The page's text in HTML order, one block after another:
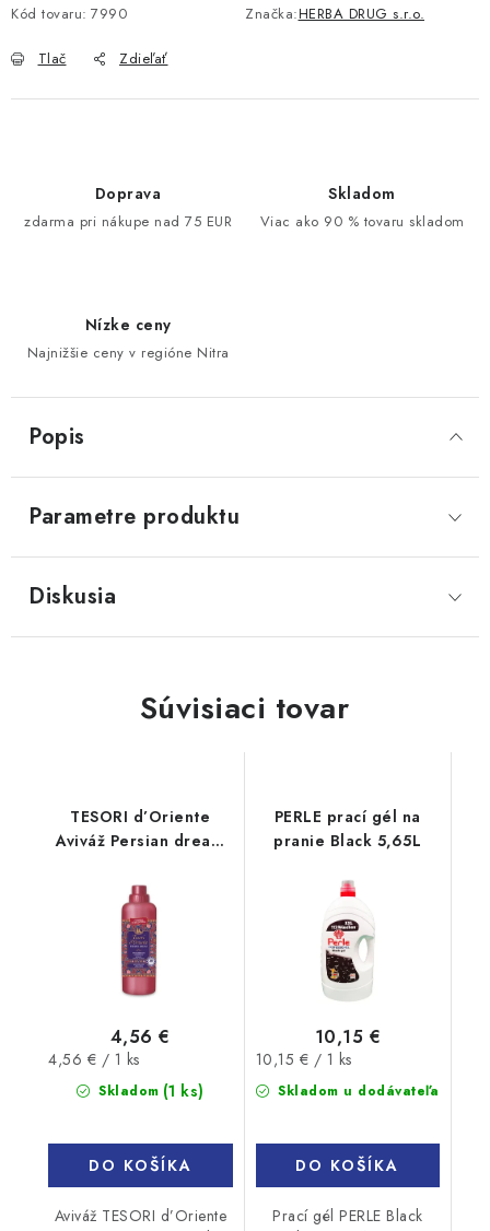
Kód tovaru: 7990 Značka:HERBA DRUG s.r.o.
Tlač Zdieľať
Doprava
zdarma pri nákupe nad 75 EUR
Skladom
Viac ako 90 % tovaru skladom
Nízke ceny
Najnižšie ceny v regióne Nitra
Popis
Parametre produktu
Diskusia
Súvisiaci tovar
TESORI d’Oriente
Aviváž Persian dream
Skladom (1 ks)
4,56 €
Jednotková
cena:
4,56 € / 1 ks
DO KOŠÍKA
Aviváž TESORI d’Oriente
PERLE prací gél na
pranie Black 5,65L
Skladom u dodávateľa
10,15 €
Jednotková
cena:
10,15 € / 1 ks
DO KOŠÍKA
Prací gél PERLE Black